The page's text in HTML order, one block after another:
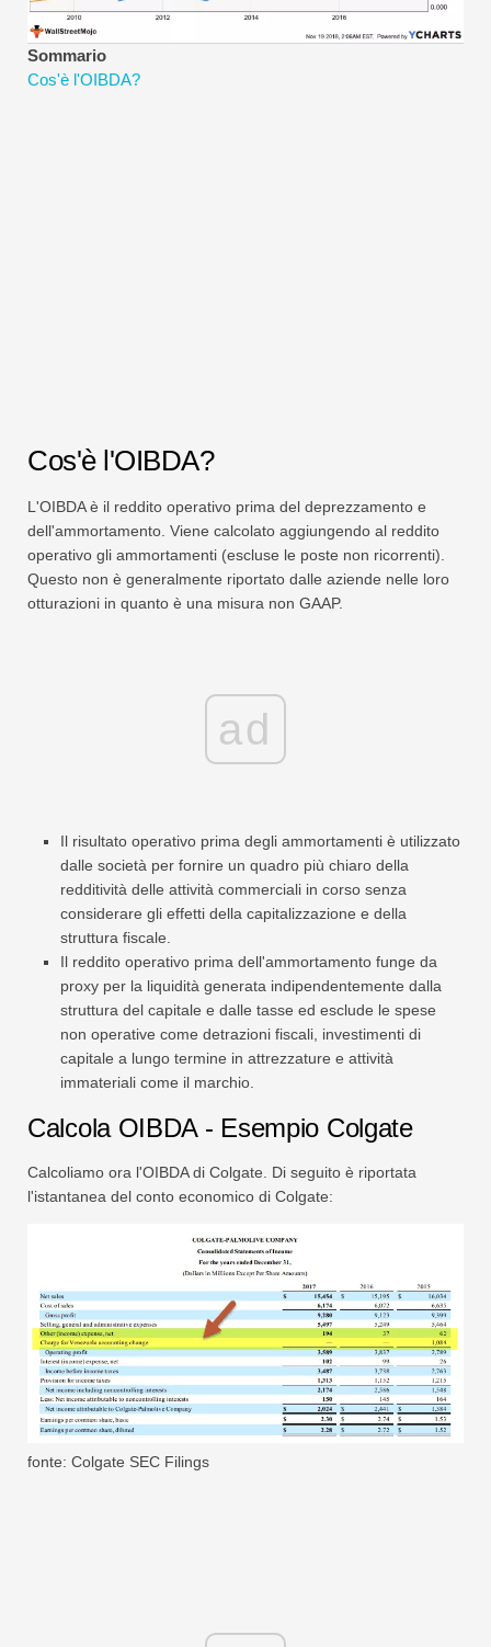
Tutorial sulla modellazione finanziaria
Modulo completo
Sommario
Cos'è l'OIBDA?
Cos'è l'OIBDA?
L'OIBDA è il reddito operativo prima del deprezzamento e
dell'ammortamento. Viene calcolato aggiungendo al reddito
operativo gli ammortamenti (escluse le poste non ricorrenti).
Questo non è generalmente riportato dalle aziende nelle loro
otturazioni in quanto è una misura non GAAP.
ad
Il risultato operativo prima degli ammortamenti è utilizzato
dalle società per fornire un quadro più chiaro della
redditività delle attività commerciali in corso senza
considerare gli effetti della capitalizzazione e della
struttura fiscale.
Il reddito operativo prima dell'ammortamento funge da
proxy per la liquidità generata indipendentemente dalla
struttura del capitale e dalle tasse ed esclude le spese
non operative come detrazioni fiscali, investimenti di
capitale a lungo termine in attrezzature e attività
immateriali come il marchio.
Calcola OIBDA - Esempio Colgate
Calcoliamo ora l'OIBDA di Colgate. Di seguito è riportata
l'istantanea del conto economico di Colgate:
fonte: Colgate SEC Filings